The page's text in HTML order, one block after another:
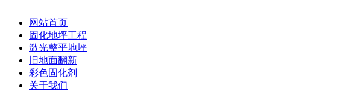
网站首页
固化地坪工程
激光整平地坪
旧地面翻新
彩色固化剂
关于我们